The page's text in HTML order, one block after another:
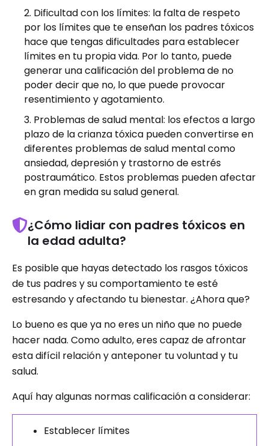
Dificultad con los límites: la falta de respeto
por los límites que te enseñan los padres tóxicos
hace que tengas dificultades para establecer
límites en tu propia vida. Por lo tanto, puede
generar una calificación del problema de no
poder decir que no, lo que puede provocar
resentimiento y agotamiento.
Problemas de salud mental: los efectos a largo
plazo de la crianza tóxica pueden convertirse en
diferentes problemas de salud mental como
ansiedad, depresión y trastorno de estrés
postraumático. Estos problemas pueden afectar
en gran medida su salud general.
¿Cómo lidiar con padres tóxicos en
la edad adulta?
Es posible que hayas detectado los rasgos tóxicos
de tus padres y su comportamiento te esté
estresando y afectando tu bienestar. ¿Ahora que?
Lo bueno es que ya no eres un niño que no puede
hacer nada. Como adulto, eres capaz de afrontar
esta difícil relación y anteponer tu voluntad y tu
salud.
Aquí hay algunas normas calificación a considerar:
Establecer límites